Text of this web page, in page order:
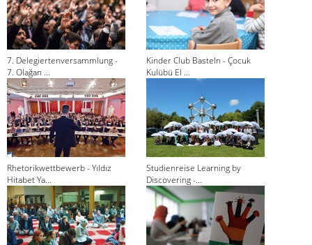
7. Delegiertenversammlung -
7. Olağan ...
Kinder Club Basteln - Çocuk
Kulübü El ...
Rhetorikwettbewerb - Yıldız
Hitabet Ya...
Studienreise Learning by
Discovering -...